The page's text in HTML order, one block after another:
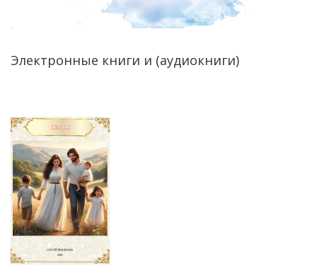
Электронные книги и (аудиокниги)